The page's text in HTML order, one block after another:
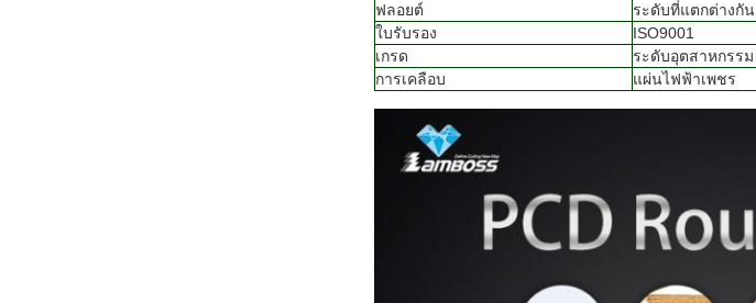
ฟลอยต์
ระดับที่แตกต่างกัน
ใบรับรอง
ISO9001
เกรด
ระดับอุตสาหกรรม
การเคลือบ
แผ่นไฟฟ้าเพชร